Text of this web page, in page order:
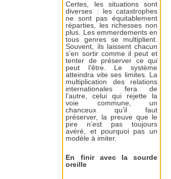
Certes, les situations sont
diverses : les catastrophes
ne sont pas équitablement
réparties, les richesses non
plus. Les emmerdements en
tous genres se multiplient.
Souvent, ils laissent chacun
s’en sortir comme il peut et
tenter de préserver ce qui
peut l’être. Le système
atteindra vite ses limites. La
multiplication des relations
internationales fera de
l’autre, celui qui rejette la
voie commune, un
chanceux qu’il faut
préserver, la preuve que le
pire n’est pas toujours
avéré, et pourquoi pas un
modèle à imiter.
En finir avec la sourde
oreille